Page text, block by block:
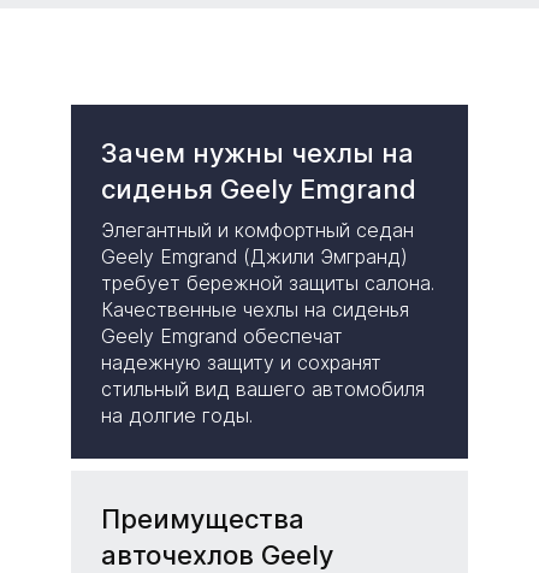
Зачем нужны чехлы на
сиденья Geely Emgrand
Элегантный и комфортный седан
Geely Emgrand (Джили Эмгранд)
требует бережной защиты салона.
Качественные чехлы на сиденья
Geely Emgrand обеспечат
надежную защиту и сохранят
стильный вид вашего автомобиля
на долгие годы.
Преимущества
авточехлов Geely